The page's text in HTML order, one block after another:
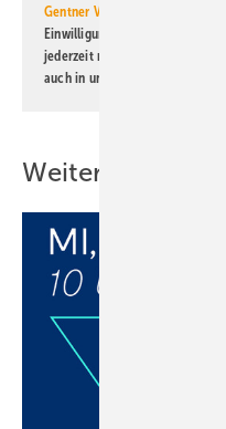
Gentner Verlag GmbH & Co. KG
Einwilligung kann ich jederzeit
jederzeit möglich.
auch in unserer
Weitere Inhalte